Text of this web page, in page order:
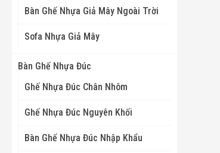
Bàn Ghế Nhựa Giả Mây Ngoài Trời
Sofa Nhựa Giả Mây
Bàn Ghế Nhựa Đúc
Ghế Nhựa Đúc Chân Nhôm
Ghế Nhựa Đúc Nguyên Khối
Bàn Ghế Nhựa Đúc Nhập Khẩu